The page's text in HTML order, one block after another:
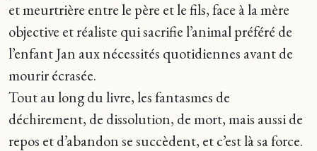
et meurtrière entre le père et le fils, face à la mère
objective et réaliste qui sacrifie l’animal préféré de
l’enfant Jan aux nécessités quotidiennes avant de
mourir écrasée.
Tout au long du livre, les fantasmes de
déchirement, de dissolution, de mort, mais aussi de
repos et d’abandon se succèdent, et c’est là sa force.